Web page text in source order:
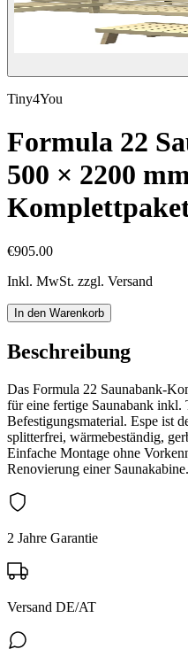
Tiny4You
Formula 22
500 × 2200
€905.00
Inkl. MwSt. zzgl. Versand
In den Warenkorb
Beschreibung
Das Formula 22 Saunabank-
für eine fertige Saunabank inkl.
Befestigungsmaterial. Espe ist
splitterfrei, wärmebeständig,
Einfache Montage ohne
Renovierung einer Saunakabine.
2 Jahre Garantie
Versand DE/AT